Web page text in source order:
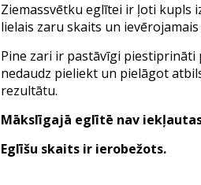
Ziemassvētku eglītei ir ļoti kupls
lielais zaru skaits un ievērojamais
Pine zari ir pastāvīgi
nedaudz pieliekt un pielāgot
rezultātu.
Mākslīgajā eglītē nav
Eglīšu skaits ir ierobežots.